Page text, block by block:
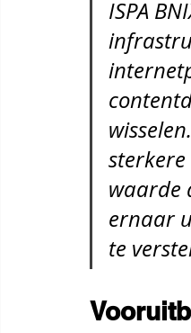
ISPA
sterkere
waarde
ernaar
te